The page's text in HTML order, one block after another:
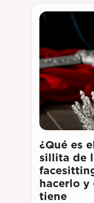
¿Qué es
sillita de
hacerlo y
tiene